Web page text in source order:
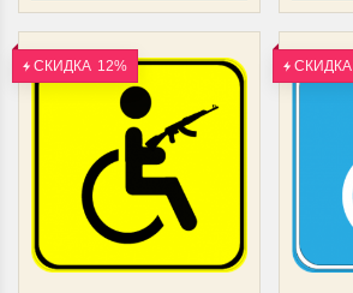
ОБ'ЄМНИЙ НА
КРИШУ АВТО НА
МАГНІТІ
ЗЙОМНИЙ
Дякую!!!
Гарна якість , супер ціна,
приємне обслуговування!
Рекомендую!!!
СКИДКА 12% СКИДКА